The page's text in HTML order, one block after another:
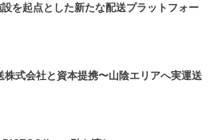
を起点とした新たな配送プラットフォー
式会社と資本提携〜山陰エリアへ実運送